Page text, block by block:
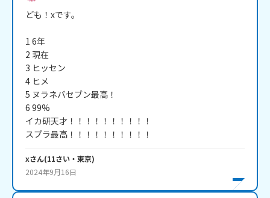
ども！xです。
1 6年
2 現在
3 ヒッセン
4 ヒメ
5 ヌラネバセブン最高！
6 99%
イカ研天才！！！！！！！！！！
スプラ最高！！！！！！！！！！
xさん(11さい・ 東京)
2024年9月16日